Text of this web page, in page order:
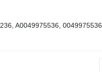
A0049975536, 0049975536